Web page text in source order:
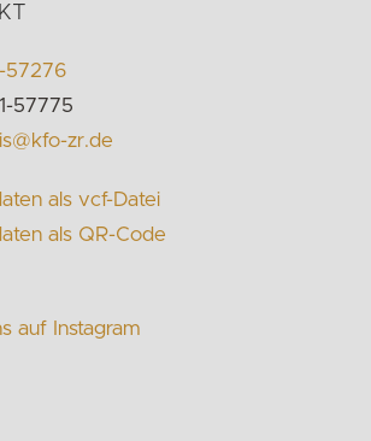
57276
57775
zr.de
als vcf-Datei
als QR-Code
auf Instagram